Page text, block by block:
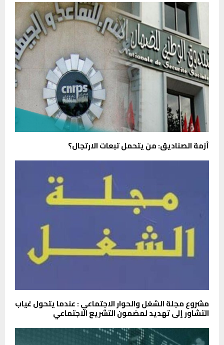
أزمة الصناديق: من يتحمل تبعات الارتجال؟
مشروع مجلة الشغل والحوار الاجتماعي : عندما يتحول غياب
التشاور إلى تهديد لمضمون التشريع الاجتماعي